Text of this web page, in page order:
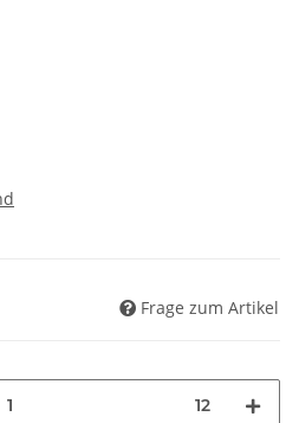
Frage zum Artikel
12